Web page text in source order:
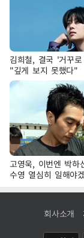
김희철, 결국 '거꾸
"깊게 보지 못했다"
고영욱, 이번엔 박
수영 열심히 일해야
회사소개